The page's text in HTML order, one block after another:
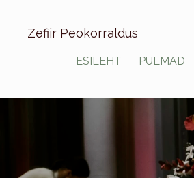
Zefiir Peokorraldus
ESILEHT PULMAD